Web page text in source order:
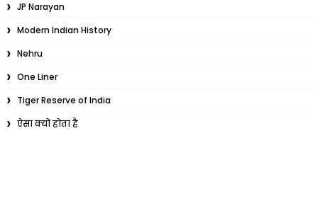
JP Narayan
Modern Indian History
Nehru
One Liner
Tiger Reserve of India
ऐसा क्यों होता है